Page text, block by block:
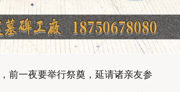
前一夜要举行祭奠，延请诸亲友参